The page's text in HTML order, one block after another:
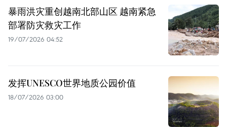
暴雨洪灾重创越南北部山区 越南紧急
部署防灾救灾工作
19/07/2026 04:52
发挥UNESCO世界地质公园价值
18/07/2026 03:00